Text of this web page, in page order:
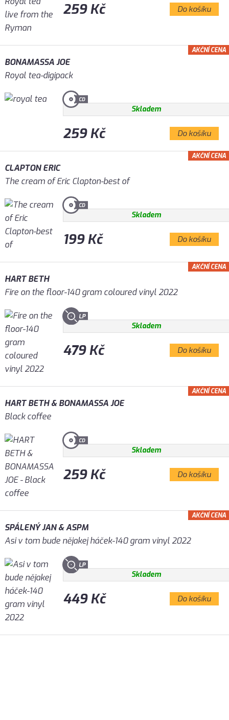
259 Kč Do košíku
BONAMASSA JOE
Royal tea-digipack
Skladem
259 Kč Do košíku
AKČNÍ CENA
CLAPTON ERIC
The cream of Eric Clapton-best of
Skladem
199 Kč Do košíku
AKČNÍ CENA
HART BETH
Fire on the floor-140 gram coloured vinyl 2022
Skladem
479 Kč Do košíku
AKČNÍ CENA
HART BETH & BONAMASSA JOE
Black coffee
Skladem
259 Kč Do košíku
AKČNÍ CENA
SPÁLENÝ JAN & ASPM
Asi v tom bude nějakej háček-140 gram vinyl 2022
Skladem
449 Kč Do košíku
AKČNÍ CENA